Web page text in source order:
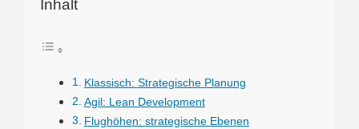
Inhalt
Klassisch: Strategische Planung
Agil: Lean Development
Flughöhen: strategische Ebenen